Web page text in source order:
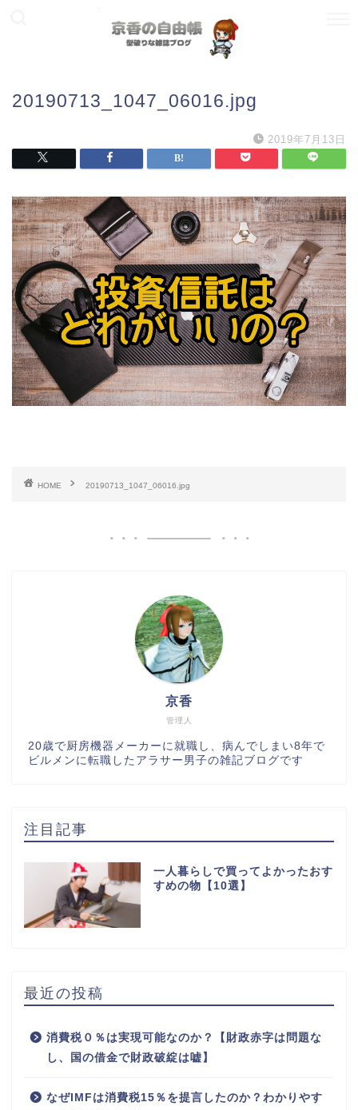
20190713_1047_06016.jpg
2019年7月13日
HOME 20190713_1047_06016.jpg
管理人
京香
20歳で厨房機器メーカーに就職し、病んでしまい8年で
ビルメンに転職したアラサー男子の雑記ブログです
注目記事
一人暮らしで買ってよかったおす
すめの物【10選】
最近の投稿
消費税０％は実現可能なのか？【財政赤字は問題な
し、国の借金で財政破綻は嘘】
なぜIMFは消費税15％を提言したのか？わかりやす